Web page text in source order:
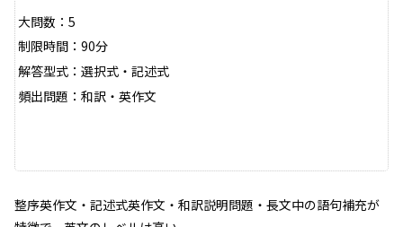
大問数：5
制限時間：90分
解答型式：選択式・記述式
頻出問題：和訳・英作文
整序英作文・記述式英作文・和訳説明問題・長文中の語句補充が